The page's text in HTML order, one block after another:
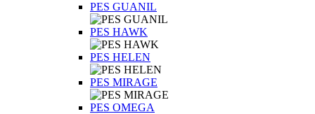
PES GUANIL
PES HAWK
PES HELEN
PES MIRAGE
PES OMEGA